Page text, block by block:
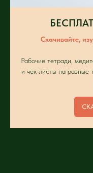
Скачивайте,
Рабочие тетради,
и чек-листы на разные